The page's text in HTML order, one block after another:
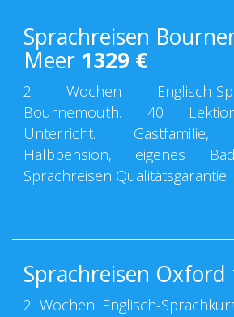
Sprachreisen
Meer 1329 €
2 Wochen Englisch-
Bournemouth. 40
Unterricht. Gastfamilie,
Halbpension, eigenes
Sprachreisen Qualitätsgarantie.
Sprachreisen Oxford
2 Wochen Englisch-